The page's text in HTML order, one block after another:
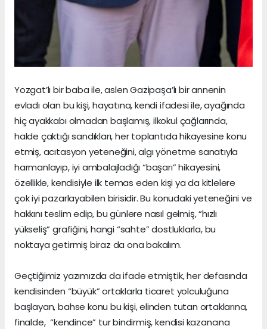
Yozgat’lı bir baba ile, aslen Gazipaşa’lı bir annenin
evladı olan bu kişi, hayatına, kendi ifadesi ile, ayağında
hiç ayakkabı olmadan başlamış, ilkokul çağlarında,
halde çaktığı sandıkları, her toplantıda hikayesine konu
etmiş, acıtasyon yeteneğini, algı yönetme sanatıyla
harmanlayıp, iyi ambalajladığı “başarı” hikayesini,
özellikle, kendisiyle ilk temas eden kişi ya da kitlelere
çok iyi pazarlayabilen birisidir. Bu konudaki yeteneğini ve
hakkını teslim edip, bu günlere nasıl gelmiş, “hızlı
yükseliş” grafiğini, hangi “sahte” dostluklarla, bu
noktaya getirmiş biraz da ona bakalım.
Geçtiğimiz yazımızda da ifade etmiştik, her defasında
kendisinden “büyük” ortaklarla ticaret yolculuğuna
başlayan, bahse konu bu kişi, elinden tutan ortaklarına,
finalde, “kendince” tur bindirmiş, kendisi kazancına